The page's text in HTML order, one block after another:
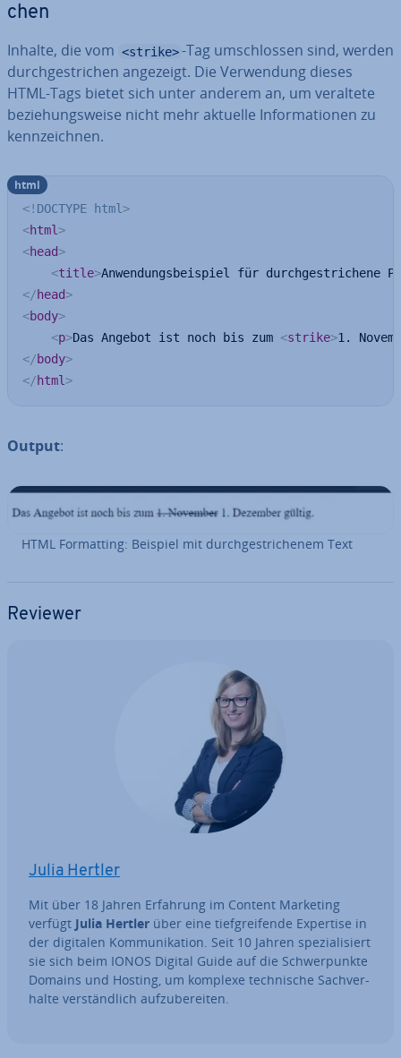
chen
Inhalte, die vom <strike> -Tag um­schlos­sen sind, werden
durch­ge­stri­chen angezeigt. Die Ver­wen­dung dieses
HTML-Tags bietet sich unter anderem an, um veraltete
be­zie­hungs­wei­se nicht mehr aktuelle In­for­ma­tio­nen zu
kenn­zeich­nen.
<! DOCTYPE html>
<html>
<head>
<title>Anwendungsbeispiel für durchgestrichene
</head>
<body>
<p>Das Angebot ist noch bis zum <strike>1.
</body>
</html>
html
Output:
HTML For­mat­ting: Beispiel mit durch­ge­stri­che­nem Text
Reviewer
Julia Hertler
Mit über 18 Jahren Erfahrung im Content Marketing
verfügt Julia Hertler über eine tief­grei­fen­de Expertise in
der digitalen Kom­mu­ni­ka­ti­on. Seit 10 Jahren spe­zia­li­siert
sie sich beim IONOS Digital Guide auf die Schwer­punk­te
Domains und Hosting, um komplexe tech­ni­sche Sach­ver­
hal­te ver­ständ­lich auf­zu­be­rei­ten.